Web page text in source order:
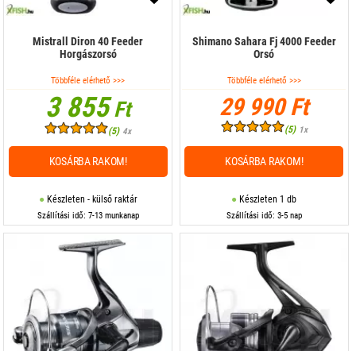
Mistrall Diron 40 Feeder
Horgászorsó
Többféle elérhető >>>
3 855Ft
(5) 4x
Készleten - külső raktár
Szállítási idő: 7-13 munkanap
KOSÁRBA RAKOM!
Shimano Sahara Fj 4000 Feeder
Orsó
Többféle elérhető >>>
29 990 Ft
(5) 1x
Készleten 1 db
Szállítási idő: 3-5 nap
KOSÁRBA RAKOM!